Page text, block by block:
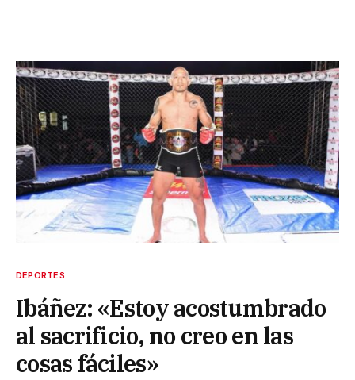
DEPORTES
Ibáñez: «Estoy acostumbrado
al sacrificio, no creo en las
cosas fáciles»